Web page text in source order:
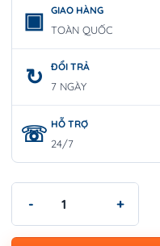
GIAO HÀNG
TOÀN QUỐC
ĐỔI TRẢ
7 NGÀY
HỖ TRỢ
24/7